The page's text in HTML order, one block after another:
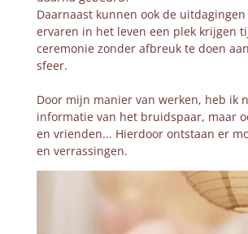
Daarnaast kunnen ook de
ervaren in het leven een plek krijgen
ceremonie zonder afbreuk te doen
sfeer.
Door mijn manier van werken, heb ik
informatie van het bruidspaar, maar
en vrienden... Hierdoor ontstaan er
en verrassingen.